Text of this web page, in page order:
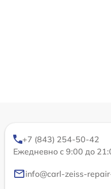
+7 (843) 254-50-42
Ежедневно с 9:00 до
info@carl-zeiss-